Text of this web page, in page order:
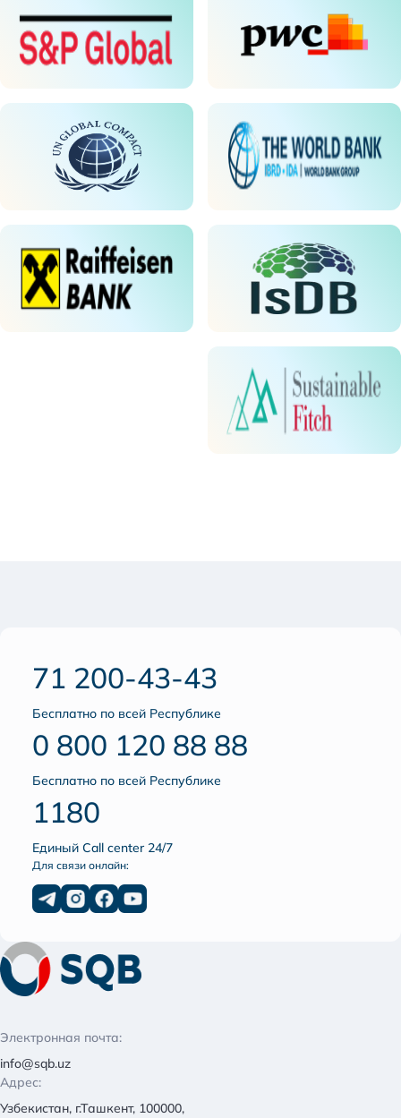
71 200-43-43
Бесплатно по всей Республике
0 800 120 88 88
Бесплатно по всей Республике
1180
Единый Call center 24/7
Для связи онлайн:
Электронная почта:
info@sqb.uz
Адрес:
Узбекистан, г.Ташкент, 100000,